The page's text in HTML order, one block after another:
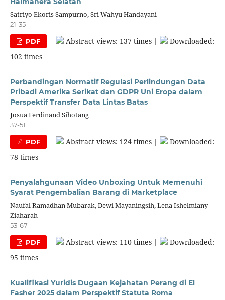
Satriyo Ekoris Sampurno, Sri Wahyu Handayani
21-35
PDF Abstract views: 137 times |
Downloaded:
102 times
Perbandingan Normatif Regulasi Perlindungan Data
Pribadi Amerika Serikat dan GDPR Uni Eropa dalam
Perspektif Transfer Data Lintas Batas
Josua Ferdinand Sihotang
37-51
PDF Abstract views: 124 times |
Downloaded:
78 times
Penyalahgunaan Video Unboxing Untuk Memenuhi
Syarat Pengembalian Barang di Marketplace
Naufal Ramadhan Mubarak, Dewi Mayaningsih, Lena Ishelmiany
Ziaharah
53-67
PDF Abstract views: 110 times |
Downloaded:
95 times
Kualifikasi Yuridis Dugaan Kejahatan Perang di El
Fasher 2025 dalam Perspektif Statuta Roma